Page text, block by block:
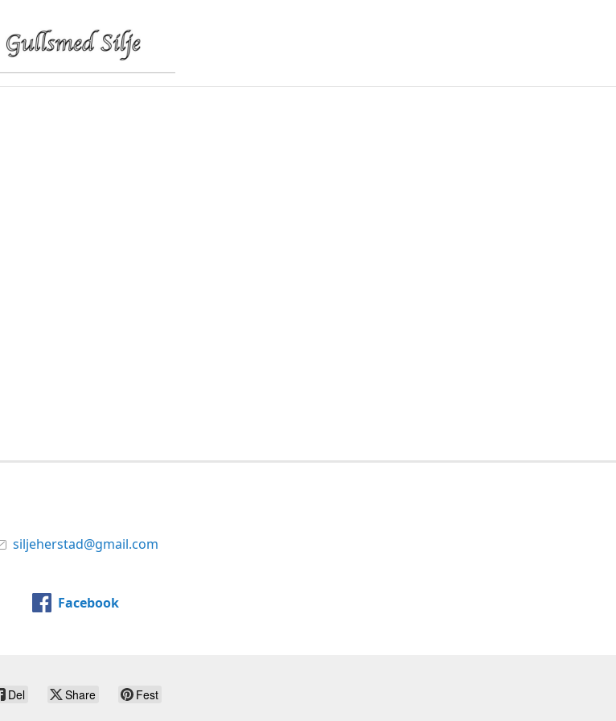
siljeherstad@gmail.com
Facebook
Del Share Fest